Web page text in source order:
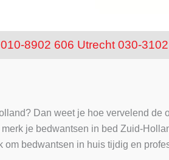
8902 606 Utrecht 030-
Dan weet je hoe vervelend
je bedwantsen in bed Zuid-
om bedwantsen in huis tijdig en